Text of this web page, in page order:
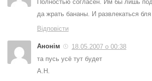
Полностью согласен. Им бы лишь
да жрать бананы. И развлекаться бля
Відповісти
Анонім
18.05.2007 о 00:38
та пусь усё тут будет
А.Н.